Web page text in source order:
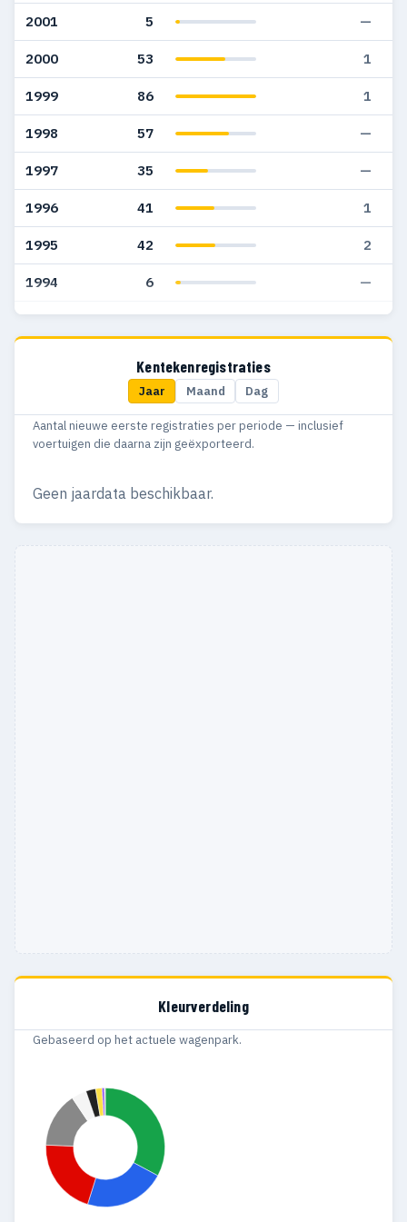
2001 5 —
2000 53 1
1999 86 1
1998 57 —
1997 35 —
1996 41 1
1995 42 2
1994 6 —
1993 2 —
8
1990 4
Kentekenregistraties
Jaar Maand Dag
Aantal nieuwe eerste registraties per periode — inclusief
voertuigen die daarna zijn geëxporteerd.
Geen jaardata beschikbaar.
Kleurverdeling
Gebaseerd op het actuele wagenpark.